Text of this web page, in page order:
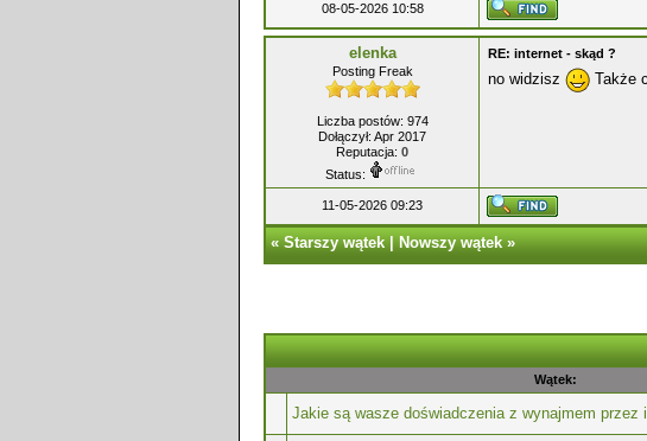
08-05-2026 10:58
elenka
Posting Freak
Liczba postów: 974
Dołączył: Apr 2017
Reputacja: 0
Status:
RE: internet - skąd ?
no widzisz Także
11-05-2026 09:23
«Starszy wątek|Nowszy wątek»
Wątek:
Jakie są wasze doświadczenia z wynajmem przez